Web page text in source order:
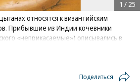
относятся к византийским
Прибывшие из Индии кочевники
«неприкасаемые») описывались в
вдохновлены сатанинским
1 / 25
Поделиться